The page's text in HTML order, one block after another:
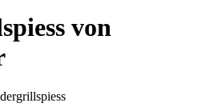
von